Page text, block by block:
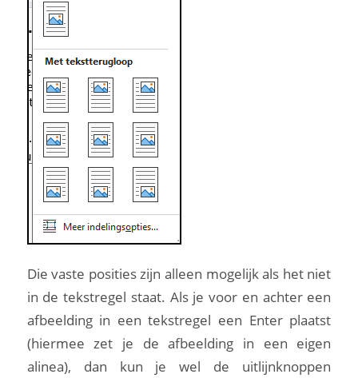
Die vaste posities zijn alleen mogelijk als het niet
in de tekstregel staat. Als je voor en achter een
afbeelding in een tekstregel een Enter plaatst
(hiermee zet je de afbeelding in een eigen
alinea), dan kun je wel de uitlijnknoppen